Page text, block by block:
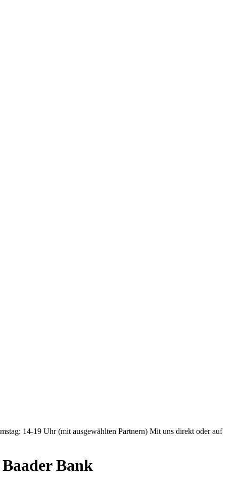
14-19 Uhr (mit ausgewählten Partnern) Mit uns direkt oder auf
Bank